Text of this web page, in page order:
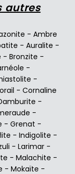
autres
- Ambre
- Auralite -
- Bronzite -
-
-
- Cornaline
-
-
- Grenat -
- Indigolite -
- Larimar -
- Malachite -
- Mokaïte -